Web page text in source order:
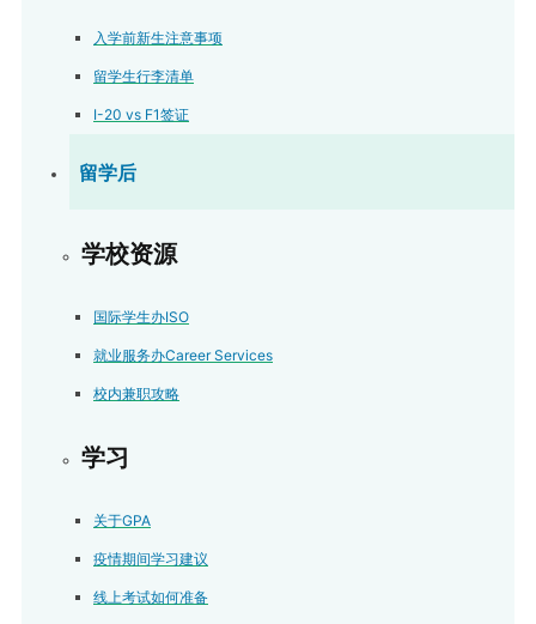
入学前新生注意事项
留学生行李清单
I-20 vs F1签证
留学后
学校资源
国际学生办ISO
就业服务办Career Services
校内兼职攻略
学习
关于GPA
疫情期间学习建议
线上考试如何准备